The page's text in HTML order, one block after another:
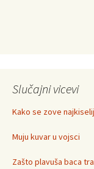
Slučajni vicevi
Kako se zove
Muju kuvar u vojsci
Zašto plavuša baca